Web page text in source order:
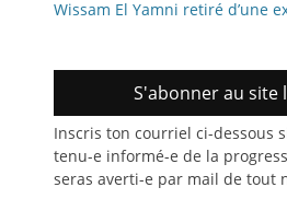
Wissam El Yamni retiré d’une
S'abonner au site
Inscris ton courriel ci-dessous
tenu-e informé-e de la
seras averti-e par mail de tout